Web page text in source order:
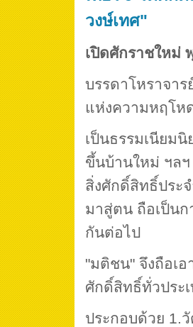
วงษ์เทศ"
เปิดศักราชใหม่
บรรดาโหราจาร
แห่งความหฤโห
เป็นธรรมเนียม
ขึ้นบ้านใหม่ ฯลฯ
สิ่งศักดิ์สิทธิ์ประ
มาสู่ตน ถือเป็นก
กันต่อไป
"มติชน" จึงถือเอ
ศักดิ์สิทธิ์ทั่วประ
ประกอบด้วย 1.